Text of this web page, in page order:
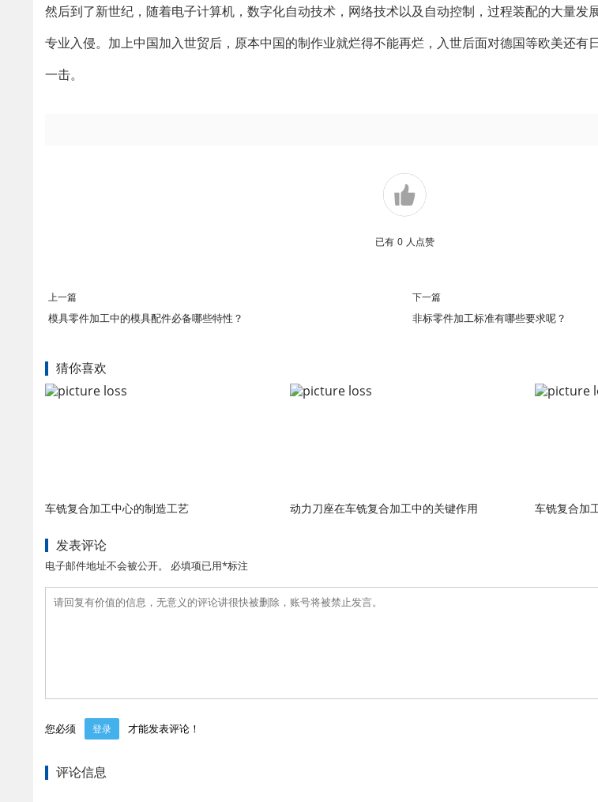
然后到了新世纪，随着电子计算机，数字化自动技术，网络技术以及自动控制，过程装配的大量发
专业入侵。加上中国加入世贸后，原本中国的制作业就烂得不能再烂，入世后面对德国等欧美还有
一击。
已有 0 人点赞
上一篇
模具零件加工中的模具配件必备哪些特性？
下一篇
非标零件加工标准有哪些要求呢？
猜你喜欢
车铣复合加工中心的制造工艺 动力刀座在车铣复合加工中的关键作用 车铣复合加
发表评论
电子邮件地址不会被公开。 必填项已用*标注
您必须 登录 才能发表评论！
评论信息